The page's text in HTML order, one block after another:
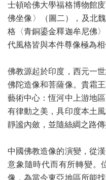
士頓哈佛大學福格博物館
佛坐像〉（圖二），及北
格〈青銅鎏金釋迦牟尼佛
代風格皆與本件尊像極為相
佛教源起於印度，西元一
佛陀造像和菩薩像。貴霜
藝術中心：恆河中上游地
有律動之美，具印度本土
靜謐內斂，並隨絲綢之路傳
中國佛教造像的演變，從
意象隨時代而有所轉變。
像，為當今東亞地區所能